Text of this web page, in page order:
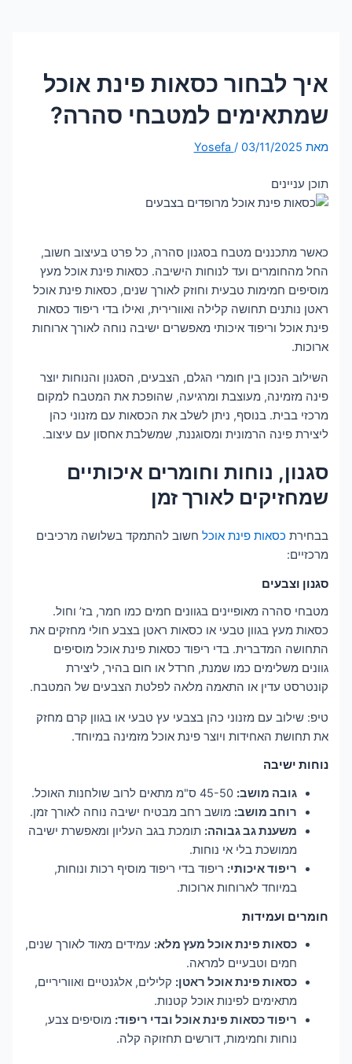
איך לבחור כסאות פינת אוכל
שמתאימים למטבחי סהרה?
מאת Yosefa / 03/11/2025
תוכן עניינים
כאשר מתכננים מטבח בסגנון סהרה, כל פרט בעיצוב חשוב,
החל מהחומרים ועד לנוחות הישיבה. כסאות פינת אוכל מעץ
מוסיפים חמימות טבעית וחוזק לאורך שנים, כסאות פינת אוכל
ראטן נותנים תחושה קלילה ואוורירית, ואילו בדי ריפוד כסאות
פינת אוכל וריפוד איכותי מאפשרים ישיבה נוחה לאורך ארוחות
ארוכות.
השילוב הנכון בין חומרי הגלם, הצבעים, הסגנון והנוחות יוצר
פינה מזמינה, מעוצבת ומרגיעה, שהופכת את המטבח למקום
מרכזי בבית. בנוסף, ניתן לשלב את הכסאות עם מזנוני כהן
ליצירת פינה הרמונית ומסוגננת, שמשלבת אחסון עם עיצוב.
סגנון, נוחות וחומרים איכותיים
שמחזיקים לאורך זמן
בבחירת כסאות פינת אוכל חשוב להתמקד בשלושה מרכיבים
מרכזיים:
סגנון וצבעים
מטבחי סהרה מאופיינים בגוונים חמים כמו חמר, בז’ וחול.
כסאות מעץ בגוון טבעי או כסאות ראטן בצבע חולי מחזקים את
התחושה המדברית. בדי ריפוד כסאות פינת אוכל מוסיפים
גוונים משלימים כמו שמנת, חרדל או חום בהיר, ליצירת
קונטרסט עדין או התאמה מלאה לפלטת הצבעים של המטבח.
טיפ: שילוב עם מזנוני כהן בצבעי עץ טבעי או בגוון קרם מחזק
את תחושת האחידות ויוצר פינת אוכל מזמינה במיוחד.
נוחות ישיבה
גובה מושב: 45-50 ס"מ מתאים לרוב שולחנות האוכל.
רוחב מושב: מושב רחב מבטיח ישיבה נוחה לאורך זמן.
משענת גב גבוהה: תומכת בגב העליון ומאפשרת ישיבה
ממושכת בלי אי נוחות.
ריפוד איכותי: ריפוד בדי ריפוד מוסיף רכות ונוחות,
במיוחד לארוחות ארוכות.
חומרים ועמידות
כסאות פינת אוכל מעץ מלא: עמידים מאוד לאורך שנים,
חמים וטבעיים למראה.
כסאות פינת אוכל ראטן: קלילים, אלגנטיים ואווריריים,
מתאימים לפינות אוכל קטנות.
ריפוד כסאות פינת אוכל ובדי ריפוד: מוסיפים צבע,
נוחות וחמימות, דורשים תחזוקה קלה.